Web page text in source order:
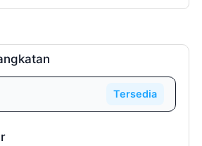
(bagi yang sudah
(sepuluh juta
Tersedia